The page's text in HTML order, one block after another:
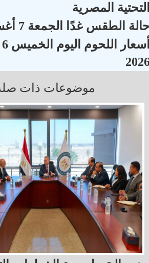
المصرية
الطقس غدًا الجمعة 7 أغسطس 2026
موضوعات ذات